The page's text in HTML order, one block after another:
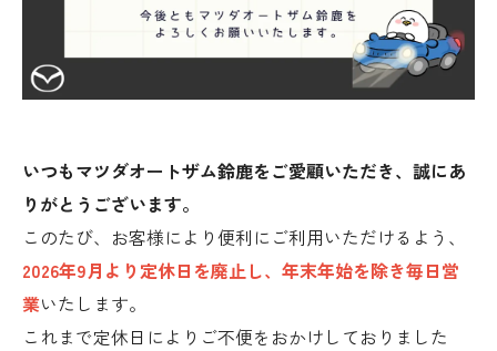
いつもマツダオートザム鈴鹿をご愛顧いただき、誠にあ
りがとうございます。
このたび、お客様により便利にご利用いただけるよう、
2026年9月より定休日を廃止し、 年末年始を除き毎日営
業いたします。
これまで定休日によりご不便をおかけしておりました